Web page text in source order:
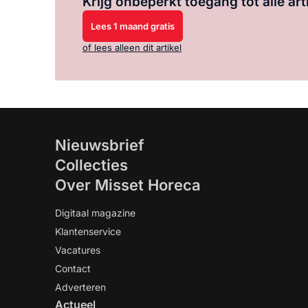
Lees 1 maand gratis
of lees alleen dit artikel
Nieuwsbrief
Collecties
Over Misset Horeca
Digitaal magazine
Klantenservice
Vacatures
Contact
Adverteren
Actueel